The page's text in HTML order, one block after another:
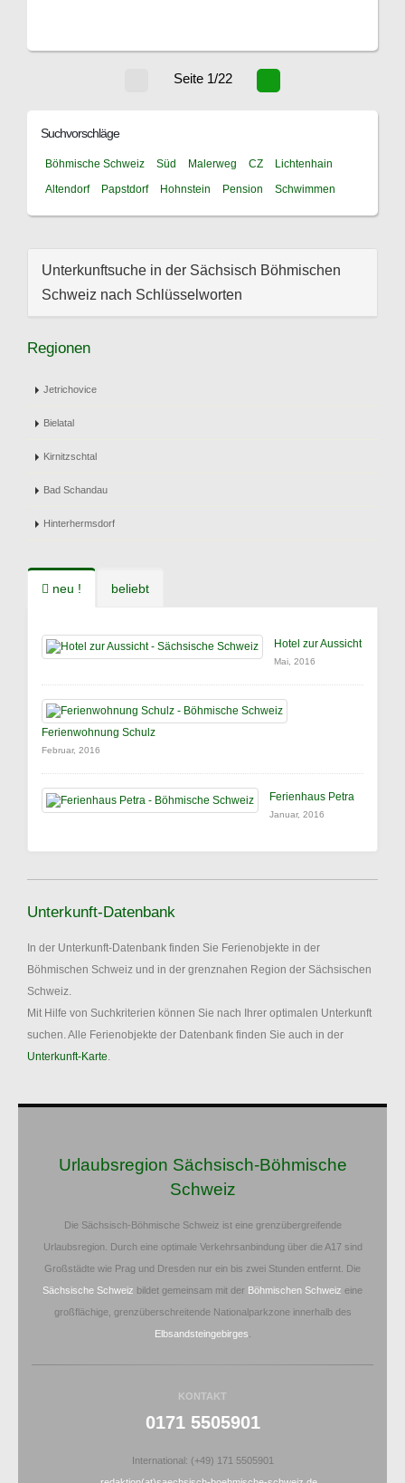
Seite 1/22
Suchvorschläge
Böhmische Schweiz Süd Malerweg CZ
Lichtenhain
Altendorf
Papstdorf Hohnstein Pension Schwimmen
Unterkunftsuche in der Sächsisch Böhmischen
Schweiz nach Schlüsselworten
Regionen
Jetrichovice
Bielatal
Kirnitzschtal
Bad Schandau
Hinterhermsdorf
neu ! beliebt
Hotel zur Aussicht
Mai, 2016
Ferienwohnung Schulz
Februar, 2016
Ferienhaus Petra
Januar, 2016
Unterkunft-Datenbank
In der Unterkunft-Datenbank finden Sie Ferienobjekte in der
Böhmischen Schweiz und in der grenznahen Region der Sächsischen
Schweiz.
Mit Hilfe von Suchkriterien können Sie nach Ihrer optimalen Unterkunft
suchen. Alle Ferienobjekte der Datenbank finden Sie auch in der
Unterkunft-Karte.
Urlaubsregion Sächsisch-Böhmische
Schweiz
Die Sächsisch-Böhmische Schweiz ist eine grenzübergreifende
Urlaubsregion. Durch eine optimale Verkehrsanbindung über die A17 sind
Großstädte wie Prag und Dresden nur ein bis zwei Stunden entfernt. Die
Sächsische Schweiz bildet gemeinsam mit der Böhmischen Schweiz eine
großflächige, grenzüberschreitende Nationalparkzone innerhalb des
Elbsandsteingebirges
KONTAKT
0171 5505901
International: (+49) 171 5505901